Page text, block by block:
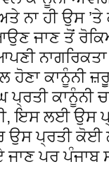
ਨਾ ਹੀ ਉਸ
ਜਾਣ ਤੋਂ
ਹੋਣਾ ਕਾਨੂੰਨੀ
ਕਾਨੂੰਨੀ
ਇਸ ਲਈ ਉਸ
ਉਸ ਪ੍ਰਤੀ
ਪਰ